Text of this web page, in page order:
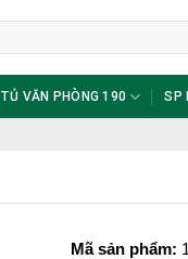
TỦ VĂN PHÒNG 190 SP
Mã sản phẩm: